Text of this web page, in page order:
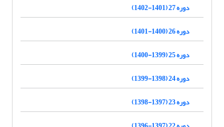
دوره 27 (1401-1402)
دوره 26 (1400-1401)
دوره 25 (1399-1400)
دوره 24 (1398-1399)
دوره 23 (1397-1398)